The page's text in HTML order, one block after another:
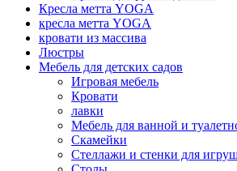
Кресла метта YOGA
кресла метта YOGA
кровати из массива
Люстры
Мебель для детских садов
Игровая мебель
Кровати
лавки
Мебель для ванной и
Скамейки
Стеллажи и стенки для